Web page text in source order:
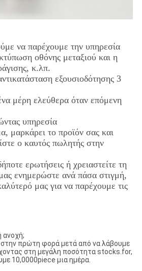
να παρέχουμε την υπηρεσία
οθόνης μεταξιού και η
κ.λπ.
εξουσιοδότησης 3
μέρη ελεύθερα όταν επόμενη
υπηρεσία
μαρκάρει το προϊόν σας και
ο καυτός πωλητής στην
ερωτήσεις ή χρειαστείτε τη
ενημερώστε ανά πάσα στιγμή,
μας για να παρέχουμε τις
ανοχή;
πρώτη φορά μετά από να λάβουμε
στη μεγάλη ποσότητα stocks.for,
10,0000piece μια ημέρα.